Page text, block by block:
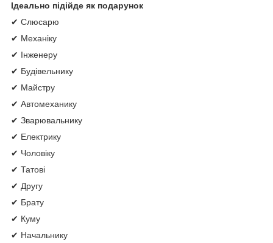
Ідеально підійде як подарунок
✔ Слюсарю
✔ Механіку
✔ Інженеру
✔ Будівельнику
✔ Майстру
✔ Автомеханику
✔ Зварювальнику
✔ Електрику
✔ Чоловіку
✔ Татові
✔ Другу
✔ Брату
✔ Куму
✔ Начальнику